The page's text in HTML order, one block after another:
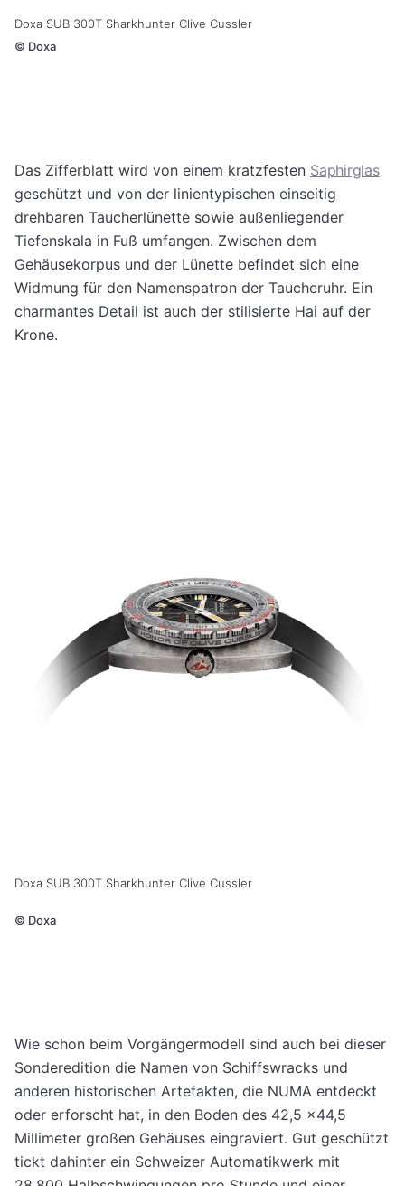
Doxa SUB 300T Sharkhunter Clive Cussler
© Doxa
Das Zifferblatt wird von einem kratzfesten Saphirglas
geschützt und von der linientypischen einseitig
drehbaren Taucherlünette sowie außenliegender
Tiefenskala in Fuß umfangen. Zwischen dem
Gehäusekorpus und der Lünette befindet sich eine
Widmung für den Namenspatron der Taucheruhr. Ein
charmantes Detail ist auch der stilisierte Hai auf der
Krone.
Doxa SUB 300T Sharkhunter Clive Cussler
© Doxa
Wie schon beim Vorgängermodell sind auch bei dieser
Sonderedition die Namen von Schiffswracks und
anderen historischen Artefakten, die NUMA entdeckt
oder erforscht hat, in den Boden des 42,5 x44,5
Millimeter großen Gehäuses eingraviert. Gut geschützt
tickt dahinter ein Schweizer Automatikwerk mit